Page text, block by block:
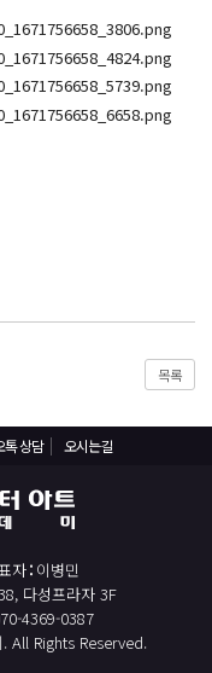
목록
톡 상담 오시는길
자 이병민
다성프라자 3F
4369-0387
All Rights Reserved.
빗(REVIT))실무자 양성과정
급/TAT2급]
셀,파워포인트)